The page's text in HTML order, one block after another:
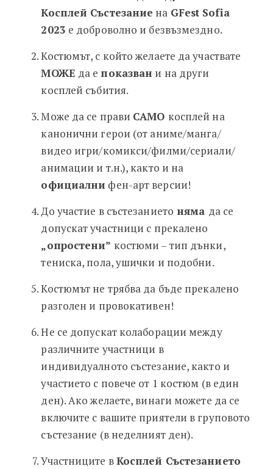
Косплей Състезание на GFest Sofia
2023 е доброволно и безвъзмездно.
Костюмът, с който желаете да участвате
МОЖЕ да е показван и на други
косплей събития.
Може да се прави САМО косплей на
канонични герои (от аниме/манга/
видео игри/комикси/филми/сериали/
анимации и т.н.), както и на
официални фен-арт версии!
До участие в състезанието няма да се
допускат участници с прекалено
„опростени” костюми – тип дънки,
тениска, пола, ушички и подобни.
Костюмът не трябва да бъде прекалено
разголен и провокативен!
Не се допускат колаборации между
различните участници в
индивидуалното състезание, както и
участието с повече от 1 костюм (в един
ден). Ако желаете, винаги можете да се
включите с вашите приятели в груповото
състезание (в неделният ден).
Участниците вКосплей Състезанието